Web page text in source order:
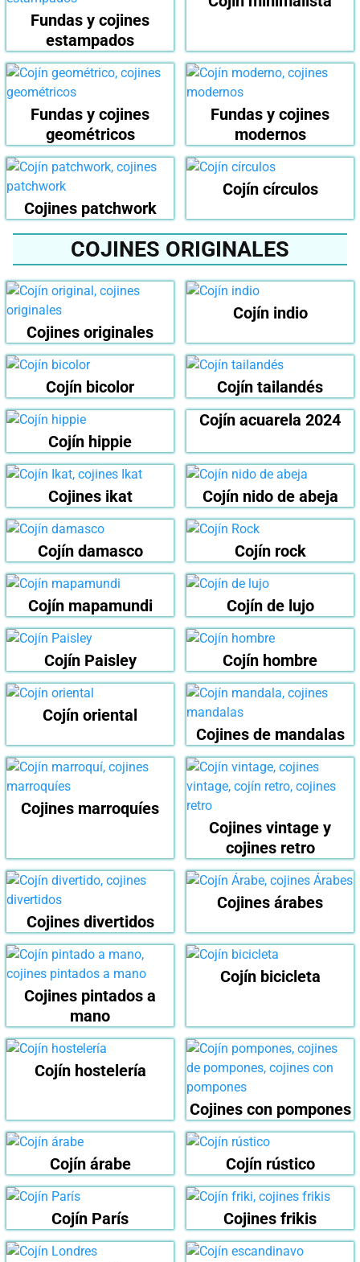
Fundas y cojines
estampados
Fundas y cojines
geométricos
Fundas y cojines
modernos
Cojines patchwork
Cojín círculos
COJINES ORIGINALES
Cojines originales
Cojín indio
Cojín bicolor Cojín tailandés
Cojín hippie
Cojín acuarela 2024
Cojines ikat Cojín nido de abeja
Cojín damasco Cojín rock
Cojín mapamundi Cojín de lujo
Cojín Paisley Cojín hombre
Cojín oriental
Cojines de mandalas
Cojines marroquíes
Cojines vintage y
cojines retro
Cojines divertidos
Cojines árabes
Cojines pintados a
mano
Cojín bicicleta
Cojín hostelería
Cojines con pompones
Cojín árabe Cojín rústico
Cojín París Cojines frikis